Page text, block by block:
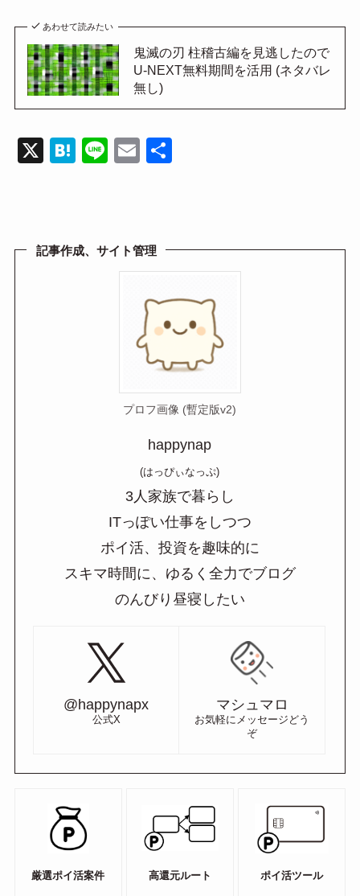
あわせて読みたい
鬼滅の刃 柱稽古編を見逃したので
U-NEXT無料期間を活用 (ネタバレ
無し)
X
H
a
Li
E
記事作成、サイト管理
プロフ画像 (暫定版v2)
happynap
(はっぴぃなっぷ)
3人家族で暮らし
ITっぽい仕事をしつつ
ポイ活、投資を趣味的に
スキマ時間に、ゆるく全力でブログ
のんびり昼寝したい
@happynapx
公式X
マシュマロ
お気軽にメッセージどう
ぞ
厳選ポイ活案件 高還元ルート ポイ活ツール